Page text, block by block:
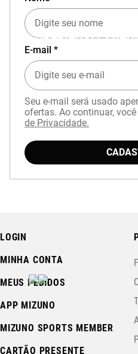
EXPERIÊNCIA
Baixe o aplicativo
E-mail *
Seu e-mail será usado
ofertas. Ao continuar,
de Privacidade.
LOGIN
MINHA CONTA
MEUS PEDIDOS
APP MIZUNO
MIZUNO SPORTS MEMBER
CARTÃO PRESENTE